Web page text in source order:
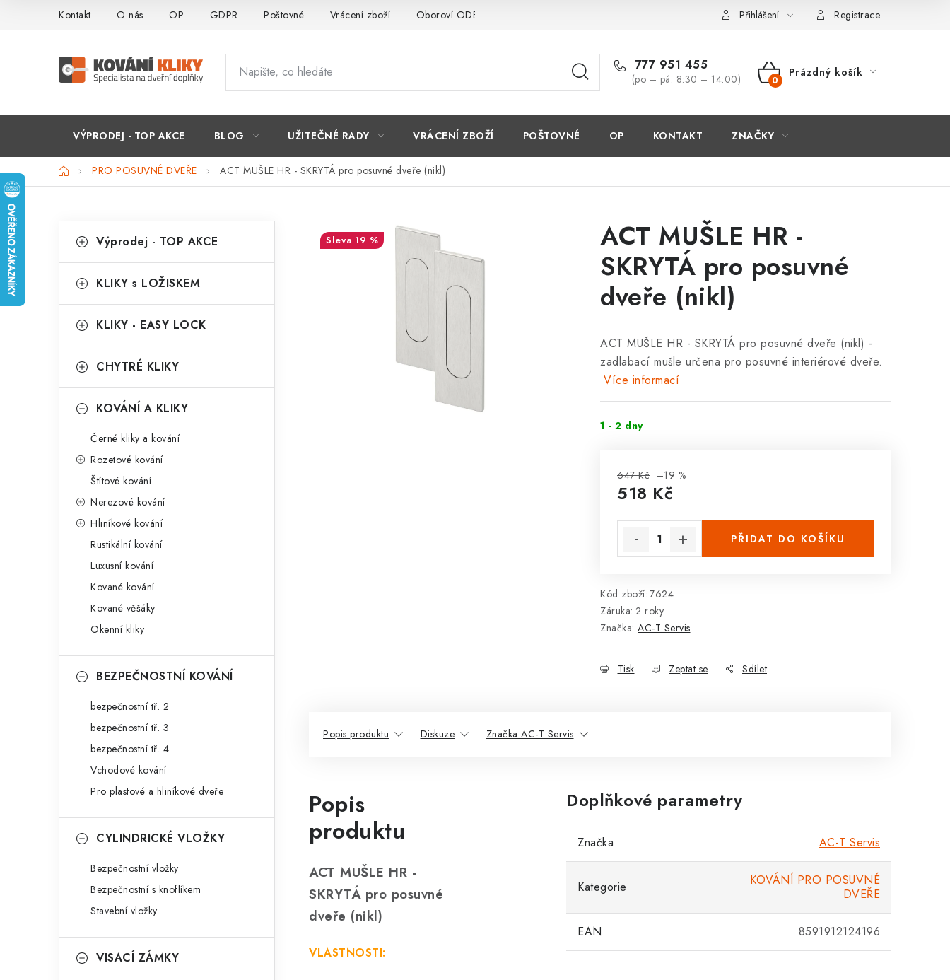
Kontakt O nás OP GDPR Poštovné Vrácení zboží Oboroví ODBORNÍCI Přihlášení Registrace
777 951 455
(po – pá: 8:30 – 14:00)
NÁKUPNÍ
Prázdný košík
VÝPRODEJ - TOP AKCE BLOG UŽITEČNÉ RADY VRÁCENÍ ZBOŽÍ POŠTOVNÉ OP KONTAKT ZNAČKY
DomůPRO POSUVNÉ DVEŘE ACT MUŠLE HR - SKRYTÁ pro posuvné dveře (nikl)
o
t
r
n
kategorie
a
e
o
i
Výprodej - TOP AKCE
KLIKY s LOŽISKEM
KLIKY - EASY LOCK
CHYTRÉ KLIKY
KOVÁNÍ A KLIKY
Černé kliky a kování
Rozetové kování
Štítové kování
Nerezové kování
Hliníkové kování
Rustikální kování
Luxusní kování
Kované kování
Kované věšáky
Okenní kliky
BEZPEČNOSTNÍ KOVÁNÍ
bezpečnostní tř. 2
bezpečnostní tř. 3
bezpečnostní tř. 4
Vchodové kování
Pro plastové a hliníkové dveře
CYLINDRICKÉ VLOŽKY
Bezpečnostní vložky
Bezpečnostní s knoflíkem
Stavební vložky
VISACÍ ZÁMKY
ACT MUŠLE HR -
SKRYTÁ pro posuvné
dveře (nikl)
ACT MUŠLE HR - SKRYTÁ pro posuvné dveře (nikl) -
zadlabací mušle určena pro posuvné interiérové dveře.
Více informací
1 - 2 dny
647 Kč –19 %
518 Kč
PŘIDAT DO KOŠÍKU
Kód zboží: 7624
Záruka: 2 roky
Značka: AC-T Servis
Tisk Zeptat se Sdílet
19 %
Popis produktu Diskuze Značka AC-T Servis
Popis
produktu
ACT MUŠLE HR -
SKRYTÁ pro posuvné
dveře (nikl)
VLASTNOSTI:
Doplňkové parametry
Značka AC-T Servis
Kategorie
KOVÁNÍ PRO POSUVNÉ
DVEŘE
EAN 8591912124196